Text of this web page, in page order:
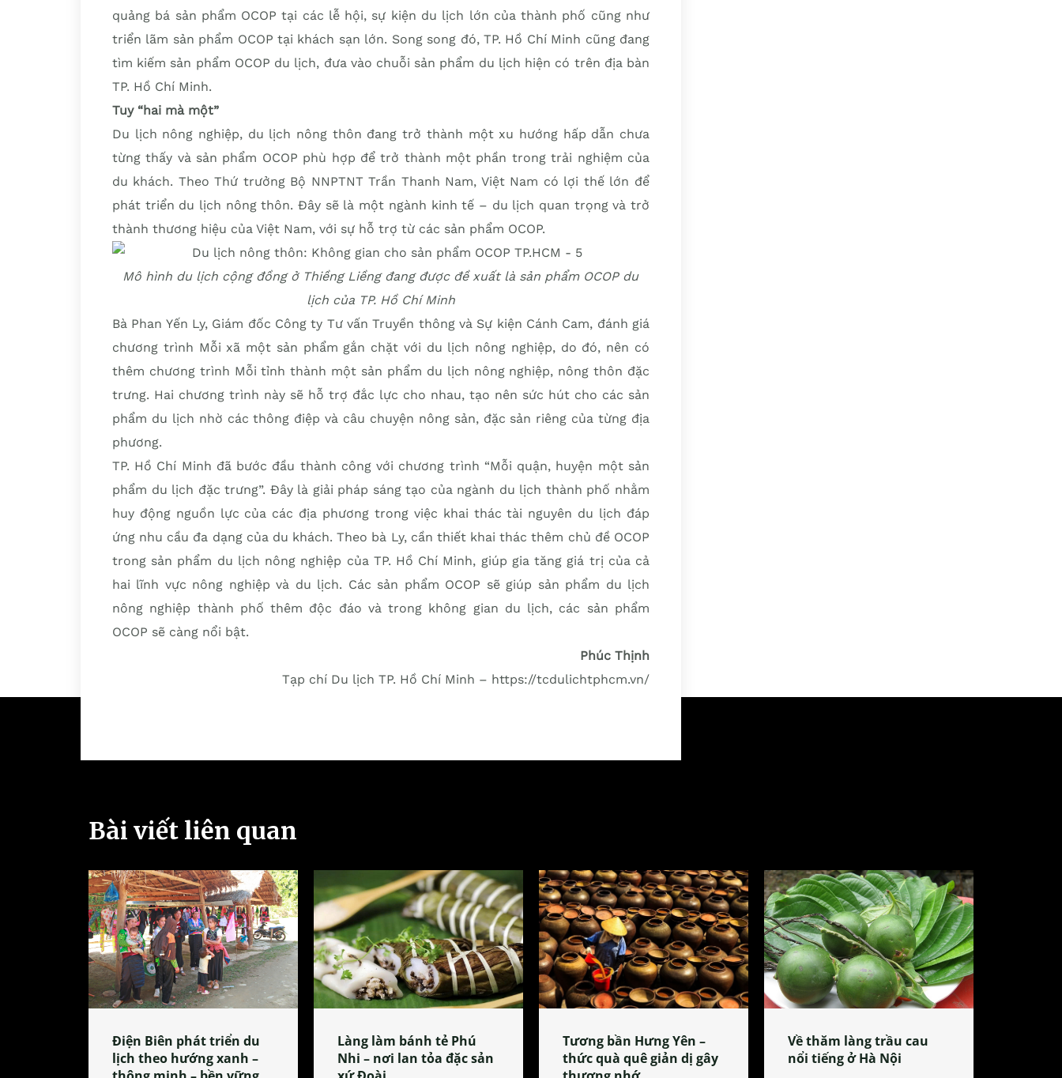
quảng bá sản phẩm OCOP tại các lễ hội, sự kiện du lịch lớn của thành phố cũng như
triển lãm sản phẩm OCOP tại khách sạn lớn. Song song đó, TP. Hồ Chí Minh cũng đang
tìm kiếm sản phẩm OCOP du lịch, đưa vào chuỗi sản phẩm du lịch hiện có trên địa bàn
TP. Hồ Chí Minh.
Tuy “hai mà một”
Du lịch nông nghiệp, du lịch nông thôn đang trở thành một xu hướng hấp dẫn chưa
từng thấy và sản phẩm OCOP phù hợp để trở thành một phần trong trải nghiệm của
du khách. Theo Thứ trưởng Bộ NNPTNT Trần Thanh Nam, Việt Nam có lợi thế lớn để
phát triển du lịch nông thôn. Đây sẽ là một ngành kinh tế – du lịch quan trọng và trở
thành thương hiệu của Việt Nam, với sự hỗ trợ từ các sản phẩm OCOP.
Mô hình du lịch cộng đồng ở Thiềng Liềng đang được đề xuất là sản phẩm OCOP du
lịch của TP. Hồ Chí Minh
Bà Phan Yến Ly, Giám đốc Công ty Tư vấn Truyền thông và Sự kiện Cánh Cam, đánh giá
chương trình Mỗi xã một sản phẩm gắn chặt với du lịch nông nghiệp, do đó, nên có
thêm chương trình Mỗi tỉnh thành một sản phẩm du lịch nông nghiệp, nông thôn đặc
trưng. Hai chương trình này sẽ hỗ trợ đắc lực cho nhau, tạo nên sức hút cho các sản
phẩm du lịch nhờ các thông điệp và câu chuyện nông sản, đặc sản riêng của từng địa
phương.
TP. Hồ Chí Minh đã bước đầu thành công với chương trình “Mỗi quận, huyện một sản
phẩm du lịch đặc trưng”. Đây là giải pháp sáng tạo của ngành du lịch thành phố nhằm
huy động nguồn lực của các địa phương trong việc khai thác tài nguyên du lịch đáp
ứng nhu cầu đa dạng của du khách. Theo bà Ly, cần thiết khai thác thêm chủ đề OCOP
trong sản phẩm du lịch nông nghiệp của TP. Hồ Chí Minh, giúp gia tăng giá trị của cả
hai lĩnh vực nông nghiệp và du lịch. Các sản phẩm OCOP sẽ giúp sản phẩm du lịch
nông nghiệp thành phố thêm độc đáo và trong không gian du lịch, các sản phẩm
OCOP sẽ càng nổi bật.
Phúc Thịnh
Tạp chí Du lịch TP. Hồ Chí Minh – https://tcdulichtphcm.vn/
Bài viết liên quan
Điện Biên phát triển du
lịch theo hướng xanh –
Làng làm bánh tẻ Phú
Nhi – nơi lan tỏa đặc sản
Tương bần Hưng Yên –
thức quà quê giản dị gây
Về thăm làng trầu cau
nổi tiếng ở Hà Nội